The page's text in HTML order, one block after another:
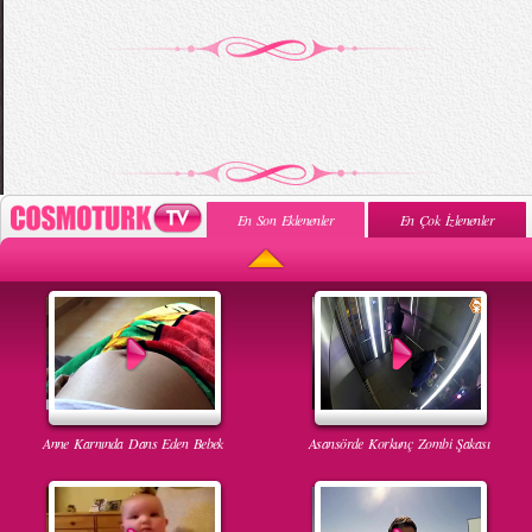
En Son Eklenenler En Çok İzlenenler
Anne Karnında Dans Eden Bebek Asansörde Korkunç Zombi Şakası